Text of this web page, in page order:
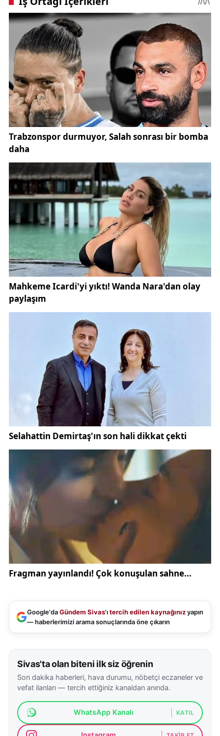
Google'daGündem Sivas'ıtercih edilen kaynağınızyapın
— haberlerimizi arama sonuçlarında öne çıkarın
Sivas'ta olan biteni ilk siz öğrenin
Son dakika haberleri, hava durumu, nöbetçi eczaneler ve
vefat ilanları — tercih ettiğiniz kanaldan anında.
WhatsApp Kanalı KATIL